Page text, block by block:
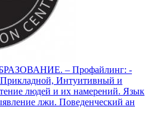
– Профайлинг: -
Интуитивный и
людей и их намерений. Язык
лжи. Поведенческий ан